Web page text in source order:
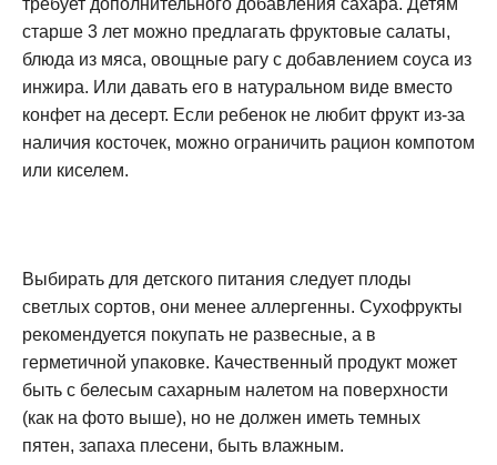
требует дополнительного добавления сахара. Детям
старше 3 лет можно предлагать фруктовые салаты,
блюда из мяса, овощные рагу с добавлением соуса из
инжира. Или давать его в натуральном виде вместо
конфет на десерт. Если ребенок не любит фрукт из-за
наличия косточек, можно ограничить рацион компотом
или киселем.
Выбирать для детского питания следует плоды
светлых сортов, они менее аллергенны. Сухофрукты
рекомендуется покупать не развесные, а в
герметичной упаковке. Качественный продукт может
быть с белесым сахарным налетом на поверхности
(как на фото выше), но не должен иметь темных
пятен, запаха плесени, быть влажным.